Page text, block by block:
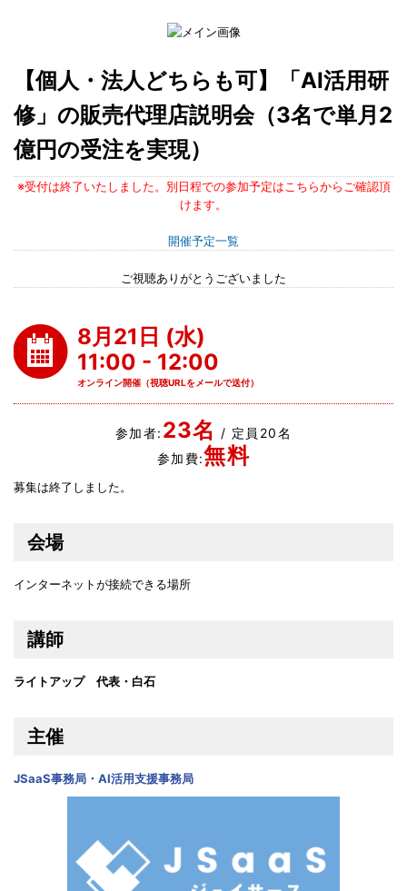
【個人・法人どちらも可】「AI活用研
修」の販売代理店説明会（3名で単月2
億円の受注を実現）
※受付は終了いたしました。別日程での参加予定はこちらからご確認頂
けます。
開催予定一覧
ご視聴ありがとうございました
8月21日 (水)
11:00 - 12:00
オンライン開催（視聴URLをメールで送付）
参加者: 23名
/ 定員20名
参加費:無料
募集は終了しました。
会場
インターネットが接続できる場所
講師
ライトアップ 代表・白石
主催
JSaaS事務局・AI活用支援事務局